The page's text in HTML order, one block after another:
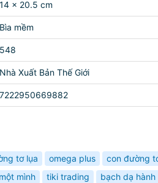
14 x 20.5 cm
Bìa mềm
548
Nhà Xuất Bản Thế Giới
7222950669882
tơ lụa omega plus con đường
mình tiki trading bạch dạ hành